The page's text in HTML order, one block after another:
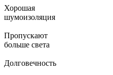
Хорошая
шумоизоляция
Пропускают
больше света
Долговечность